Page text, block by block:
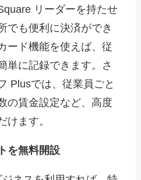
リーダーを持たせ
でも便利に決済ができ
ード機能を使えば、従
単に記録できます。さ
Plusでは、従業員ごと
の賃金設定など、高度
けます。
を無料開設